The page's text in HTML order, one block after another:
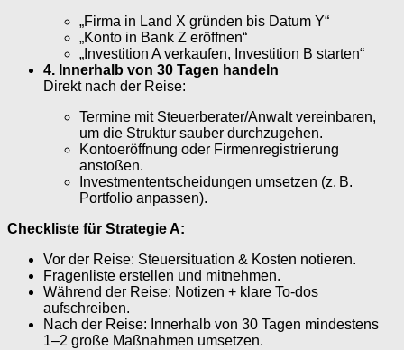
„Firma in Land X gründen bis Datum Y“
„Konto in Bank Z eröffnen“
„Investition A verkaufen, Investition B starten“
4. Innerhalb von 30 Tagen handeln
Direkt nach der Reise:
Termine mit Steuerberater/Anwalt vereinbaren,
um die Struktur sauber durchzugehen.
Kontoeröffnung oder Firmenregistrierung
anstoßen.
Investmententscheidungen umsetzen (z. B.
Portfolio anpassen).
Checkliste für Strategie A:
Vor der Reise: Steuersituation & Kosten notieren.
Fragenliste erstellen und mitnehmen.
Während der Reise: Notizen + klare To-dos
aufschreiben.
Nach der Reise: Innerhalb von 30 Tagen mindestens
1–2 große Maßnahmen umsetzen.